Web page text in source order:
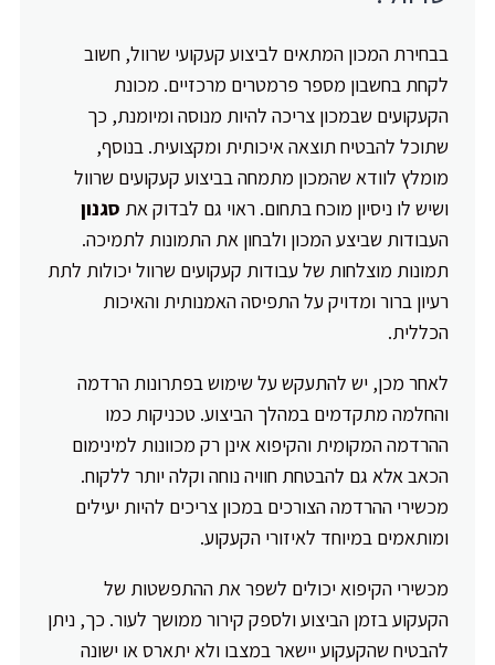
בבחירת המכון המתאים לביצוע קעקועי שרוול, חשוב
לקחת בחשבון מספר פרמטרים מרכזיים. מכונת
הקעקועים שבמכון צריכה להיות מנוסה ומיומנת, כך
שתוכל להבטיח תוצאה איכותית ומקצועית. בנוסף,
מומלץ לוודא שהמכון מתמחה בביצוע קעקועים שרוול
ושיש לו ניסיון מוכח בתחום. ראוי גם לבדוק את סגנון
העבודות שביצע המכון ולבחון את התמונות לתמיכה.
תמונות מוצלחות של עבודות קעקועים שרוול יכולות לתת
רעיון ברור ומדויק על התפיסה האמנותית והאיכות
הכללית.
לאחר מכן, יש להתעקש על שימוש בפתרונות הרדמה
והחלמה מתקדמים במהלך הביצוע. טכניקות כמו
ההרדמה המקומית והקיפוא אינן רק מכוונות למינימום
הכאב אלא גם להבטחת חוויה נוחה וקלה יותר ללקוח.
מכשירי ההרדמה הצורכים במכון צריכים להיות יעילים
ומותאמים במיוחד לאיזורי הקעקוע.
מכשירי הקיפוא יכולים לשפר את ההתפשטות של
הקעקוע בזמן הביצוע ולספק קירור ממושך לעור. כך, ניתן
להבטיח שהקעקוע יישאר במצבו ולא יתארס או ישונה